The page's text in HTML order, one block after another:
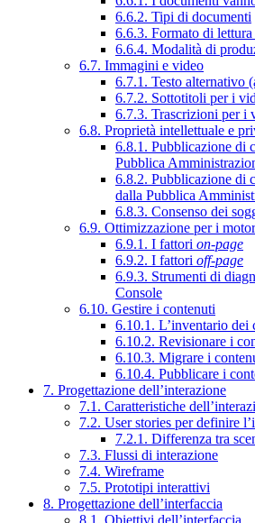
6.6.2. Tipi di documenti
6.6.3. Formato di
6.6.4. Modalità di
6.7. Immagini e video
6.7.1. Testo alternativo
6.7.2. Sottotitoli per i
6.7.3. Trascrizioni per i
6.8. Proprietà intellettuale e
6.8.1. Pubblicazione di
Pubblica
6.8.2. Pubblicazione di
dalla Pubblica
6.8.3. Consenso dei
6.9. Ottimizzazione per i
6.9.1. I fattori on-page
6.9.2. I fattori off-page
6.9.3. Strumenti di
Console
6.10. Gestire i contenuti
6.10.1. L’inventario dei
6.10.2. Revisionare i
6.10.3. Migrare i
6.10.4. Pubblicare i
7. Progettazione dell’interazione
7.1. Caratteristiche
7.2. User stories per definire
7.2.1. Differenza tra
7.3. Flussi di interazione
7.4. Wireframe
7.5. Prototipi interattivi
8. Progettazione dell’interfaccia
8.1. Obiettivi dell’interfaccia